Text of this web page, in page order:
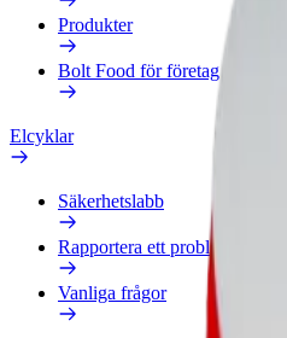
Produkter
Bolt Food för företag
Elcyklar
Säkerhetslabb
Rapportera ett problem
Vanliga frågor